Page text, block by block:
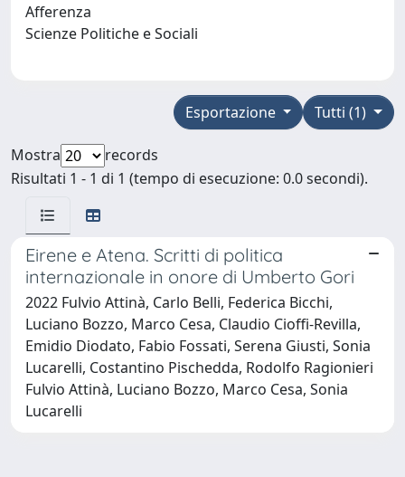
Afferenza
Scienze Politiche e Sociali
Tutti (1)
Esportazione
Mostra
records
Risultati 1 - 1 di 1 (tempo di esecuzione: 0.0 secondi).
Eirene e Atena. Scritti di politica
internazionale in onore di Umberto Gori
2022 Fulvio Attinà, Carlo Belli, Federica Bicchi,
Luciano Bozzo, Marco Cesa, Claudio Cioffi-Revilla,
Emidio Diodato, Fabio Fossati, Serena Giusti, Sonia
Lucarelli, Costantino Pischedda, Rodolfo Ragionieri
Fulvio Attinà, Luciano Bozzo, Marco Cesa, Sonia
Lucarelli